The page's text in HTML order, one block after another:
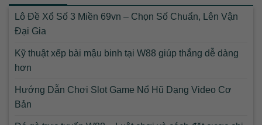
Lô Đề Xổ Số 3 Miền 69vn – Chọn Số Chuẩn, Lên Vận
Đại Gia
Kỹ thuật xếp bài mậu binh tại W88 giúp thắng dễ dàng
hơn
Hướng Dẫn Chơi Slot Game Nổ Hũ Dạng Video Cơ
Bản